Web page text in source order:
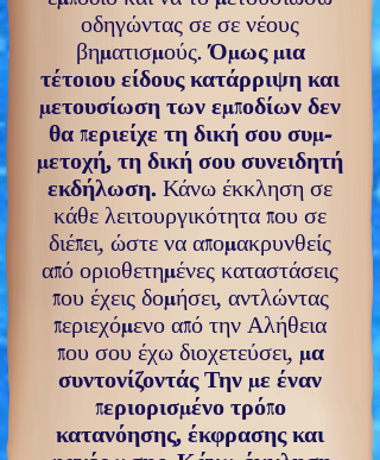
οδηγώντας σε σε νέους
βηματισμούς.Όμως μια
τέτοιου είδους κατάρριψη και
με­τουσίωση των εμποδίων δεν
θα περιείχε τη δική σου συμ­
μετοχή, τη δική σου συνειδητή
εκδήλωση. Κάνω έκκληση σε
κάθε λειτουργικότητα που σε
διέπει, ώστε να απομακρυνθείς
από οριοθετημένες καταστάσεις
που έχεις δομή­σει, αντλώντας
περιεχόμενο από την Αλήθεια
που σου έχω διοχετεύσει, μα
συντονίζοντάς Την με έναν
περιορισμένο τρόπο
κατανόησης, έκφρασης και